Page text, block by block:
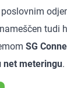
tudi
SG
net meteringu.